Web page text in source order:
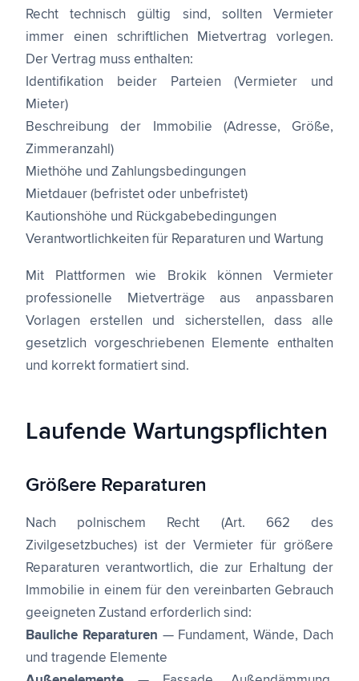
Recht technisch gültig sind, sollten Vermieter
immer einen schriftlichen Mietvertrag vorlegen.
Der Vertrag muss enthalten:
Identifikation beider Parteien (Vermieter und
Mieter)
Beschreibung der Immobilie (Adresse, Größe,
Zimmeranzahl)
Miethöhe und Zahlungsbedingungen
Mietdauer (befristet oder unbefristet)
Kautionshöhe und Rückgabebedingungen
Verantwortlichkeiten für Reparaturen und Wartung
Mit Plattformen wie Brokik können Vermieter
professionelle Mietverträge aus anpassbaren
Vorlagen erstellen und sicherstellen, dass alle
gesetzlich vorgeschriebenen Elemente enthalten
und korrekt formatiert sind.
Laufende Wartungspflichten
Größere Reparaturen
Nach polnischem Recht (Art. 662 des
Zivilgesetzbuches) ist der Vermieter für größere
Reparaturen verantwortlich, die zur Erhaltung der
Immobilie in einem für den vereinbarten Gebrauch
geeigneten Zustand erforderlich sind:
Bauliche Reparaturen — Fundament, Wände, Dach
und tragende Elemente